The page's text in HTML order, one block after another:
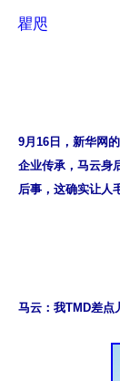
瞿咫
9月16日，新华网
企业传承，马云身
马云：我TMD差点